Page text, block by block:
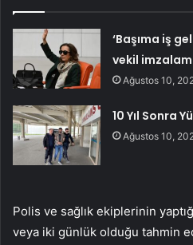
‘Başıma iş
vekil
Ağustos 10,
10 Yıl Sonra
Ağustos 10,
Polis ve sağlık ekiplerinin
veya iki günlük olduğu tahmin